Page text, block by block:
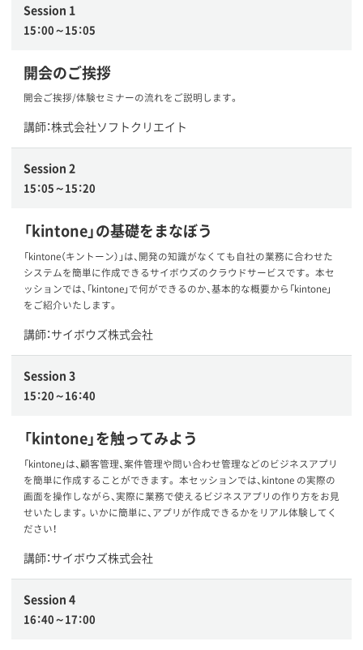
Session 1
15：00～15：05
開会のご挨拶
開会ご挨拶/体験セミナーの流れをご説明します。
講師：株式会社ソフトクリエイト
Session 2
15：05～15：20
「kintone」の基礎をまなぼう
「kintone（キントーン）」は、開発の知識がなくても自社の業務に合わせた
システムを簡単に作成できるサイボウズのクラウドサービスです。 本セ
ッションでは、「kintone」で何ができるのか、基本的な概要から「kintone」
をご紹介いたします。
講師：サイボウズ株式会社
Session 3
15：20～16：40
「kintone」を触ってみよう
「kintone」は、顧客管理、案件管理や問い合わせ管理などのビジネスアプリ
を簡単に作成することができます。 本セッションでは、kintone の実際の
画面を操作しながら、実際に業務で使えるビジネスアプリの作り方をお見
せいたします。いかに簡単に、アプリが作成できるかをリアル体験してく
ださい！
講師：サイボウズ株式会社
Session 4
16：40～17：00